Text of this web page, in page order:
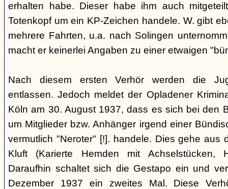
erhalten habe. Dieser habe ihm auch
Totenkopf um ein KP-Zeichen handele. W. gibt
mehrere Fahrten, u.a. nach Solingen
macht er keinerlei Angaben zu einer etwaigen
Nach diesem ersten Verhör werden die
entlassen. Jedoch meldet der Opladener
Köln am 30. August 1937, dass es sich bei den
um Mitglieder bzw. Anhänger irgend einer
vermutlich "Neroter" [!]. handele. Dies gehe aus
Kluft (Karierte Hemden mit Achselstücken,
Daraufhin schaltet sich die Gestapo ein und
Dezember 1937 ein zweites Mal. Diese